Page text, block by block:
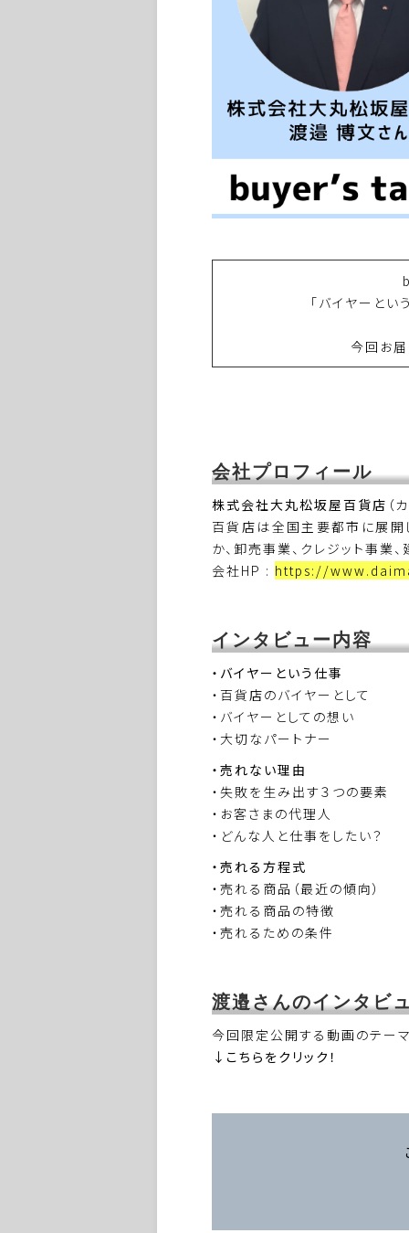
「バイヤーとい
今回お
会社プロフィール
株式会社大丸松坂屋百貨店 （
百貨店は全国主要都市に展開
か、卸売事業、クレジット事業
会社HP : https://
インタビュー内容
・バイヤーという仕事
・百貨店のバイヤーとして
・バイヤーとしての想い
・大切なパートナー
・売れない理由
・失敗を生み出す３つの要素
・お客さまの代理人
・どんな人と仕事をしたい？
・売れる方程式
・売れる商品（最近の傾向）
・売れる商品の特徴
・売れるための条件
渡邉さんのインタビ
今回限定公開する動画のテー
↓こちらをクリック！